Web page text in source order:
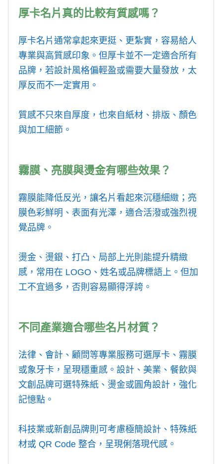
厚卡名片真的比較有質感嗎？
厚卡名片通常拿起來更挺、更紮實，容易給人
專業與高質感印象。但厚卡並不一定適合所有
品牌，若設計風格偏輕盈或需要大量發放，太
厚反而不一定實用。
質感不只來自厚度，也來自紙材、排版、顏色
與加工細節。
霧膜、亮膜與燙金有哪些效果？
霧膜能降低反光，讓名片看起來沉穩細緻；亮
膜色彩鮮明、表面有光澤，適合活潑或強烈視
覺品牌。
燙金、燙銀、打凸、局部上光則能提升精緻
感，常用在 LOGO、姓名或品牌標語上。但加
工不宜過多，否則容易顯得浮誇。
不同產業適合哪些名片材質？
法律、會計、顧問等專業服務可選厚卡、霧膜
或象牙卡，呈現穩重感。設計、美業、餐飲與
文創品牌可選特殊紙、燙金或圓角設計，強化
記憶點。
科技業或新創品牌則可考慮極簡設計、特殊紙
材或 QR Code 整合，呈現俐落現代感。